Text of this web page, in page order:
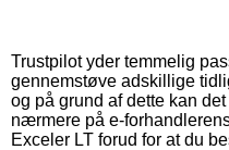
Trustpilot yder temmelig
gennemstøve adskillige
og på grund af dette kan
nærmere på e-
Exceler LT forud for at du